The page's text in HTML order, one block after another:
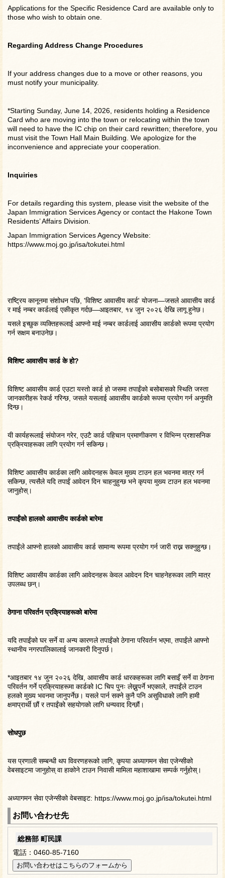
Applications for the Specific Residence Card are available only to
those who wish to obtain one.
Regarding Address Change Procedures
If your address changes due to a move or other reasons, you
must notify your municipality.
*Starting Sunday, June 14, 2026, residents holding a Residence
Card who are moving into the town or relocating within the town
will need to have the IC chip on their card rewritten; therefore, you
must visit the Town Hall Main Building. We apologize for the
inconvenience and appreciate your cooperation.
Inquiries
For details regarding this system, please visit the website of the
Japan Immigration Services Agency or contact the Hakone Town
Residents’ Affairs Division.
Japan Immigration Services Agency Website:
https://www.moj.go.jp/isa/tokutei.html
राष्ट्रिय कानूनमा संशोधन पछि, 'विशिष्ट आवासीय कार्ड' योजना—जसले आवासीय कार्ड
र माई नम्बर कार्डलाई एकीकृत गर्दछ—आइतबार, १४ जुन २०२६ देखि लागू हुनेछ।
यसले इच्छुक व्यक्तिहरूलाई आफ्नो माई नम्बर कार्डलाई आवासीय कार्डको रूपमा प्रयोग
गर्न सक्षम बनाउनेछ।
विशिष्ट आवासीय कार्ड के हो?
विशिष्ट आवासीय कार्ड एउटा यस्तो कार्ड हो जसमा तपाईंको बसोबासको स्थिति जस्ता
जानकारीहरू रेकर्ड गरिन्छ, जसले यसलाई आवासीय कार्डको रूपमा प्रयोग गर्न अनुमति
दिन्छ।
यी कार्यहरूलाई संयोजन गरेर, एउटै कार्ड पहिचान प्रमाणीकरण र विभिन्न प्रशासनिक
प्रक्रियाहरूका लागि प्रयोग गर्न सकिन्छ।
विशिष्ट आवासीय कार्डका लागि आवेदनहरू केवल मुख्य टाउन हल भवनमा मात्र गर्न
सकिन्छ, त्यसैले यदि तपाईं आवेदन दिन चाहनुहुन्छ भने कृपया मुख्य टाउन हल भवनमा
जानुहोस्।
तपाईंको हालको आवासीय कार्डको बारेमा
तपाईंले आफ्नो हालको आवासीय कार्ड सामान्य रूपमा प्रयोग गर्न जारी राख्न सक्नुहुन्छ।
विशिष्ट आवासीय कार्डका लागि आवेदनहरू केवल आवेदन दिन चाहनेहरूका लागि मात्र
उपलब्ध छन्।
ठेगाना परिवर्तन प्रक्रियाहरूको बारेमा
यदि तपाईंको घर सर्ने वा अन्य कारणले तपाईंको ठेगाना परिवर्तन भएमा, तपाईंले आफ्नो
स्थानीय नगरपालिकालाई जानकारी दिनुपर्छ।
*आइतबार १४ जुन २०२६ देखि, आवासीय कार्ड धारकहरूका लागि बसाइँ सर्ने वा ठेगाना
परिवर्तन गर्ने प्रक्रियाहरूमा कार्डको IC चिप पुनः लेख्नुपर्ने भएकाले, तपाईंले टाउन
हलको मुख्य भवनमा जानुपर्नेछ। यसले पार्न सक्ने कुनै पनि असुविधाको लागि हामी
क्षमाप्रार्थी छौं र तपाईंको सहयोगको लागि धन्यवाद दिन्छौं।
सोधपुछ
यस प्रणाली सम्बन्धी थप विवरणहरूको लागि, कृपया अध्यागमन सेवा एजेन्सीको
वेबसाइटमा जानुहोस् वा हाकोने टाउन निवासी मामिला महाशाखामा सम्पर्क गर्नुहोस्।
अध्यागमन सेवा एजेन्सीको वेबसाइट: https://www.moj.go.jp/isa/tokutei.html
お問い合わせ先
総務部 町民課
電話：0460-85-7160